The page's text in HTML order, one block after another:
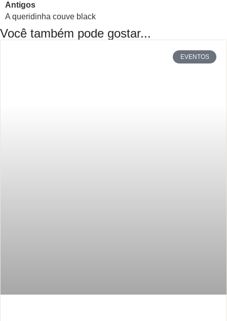
Antigos
A queridinha couve black
Você também pode gostar...
EVENTOS